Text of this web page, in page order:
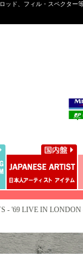
ッド、フィル・スペクター
- '69 LIVE IN